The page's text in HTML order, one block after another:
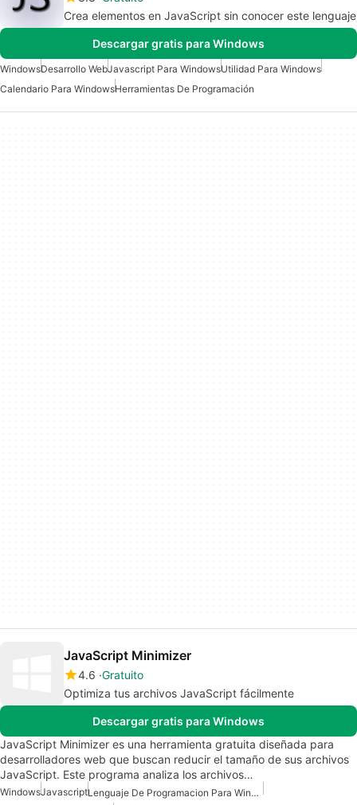
Crea elementos en JavaScript sin conocer este lenguaje
Descargar gratis para Windows
WindowsDesarrollo WebJavascript Para WindowsUtilidad Para Windows
Calendario Para WindowsHerramientas De Programación
JavaScript Minimizer
4.6 Gratuito
Optimiza tus archivos JavaScript fácilmente
Descargar gratis para Windows
JavaScript Minimizer es una herramienta gratuita diseñada para
desarrolladores web que buscan reducir el tamaño de sus archivos
JavaScript. Este programa analiza los archivos…
WindowsJavascript
Lenguaje De Programacion Para Windows